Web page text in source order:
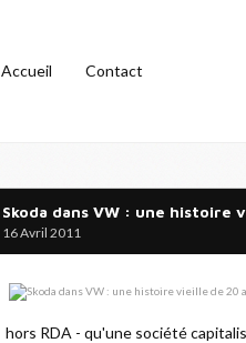
Accueil Contact
Skoda dans VW : une histoire
16 Avril 2011
hors RDA - qu'une société